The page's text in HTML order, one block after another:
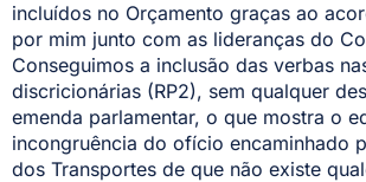
incluídos no Orçamento graças ao
por mim junto com as lideranças do
Conseguimos a inclusão das verbas
discricionárias (RP2), sem qualquer
emenda parlamentar, o que mostra o
incongruência do ofício encaminhado
dos Transportes de que não existe